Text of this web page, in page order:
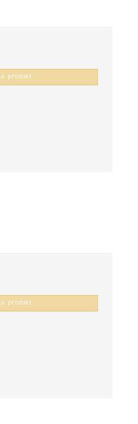
produkt
produkt